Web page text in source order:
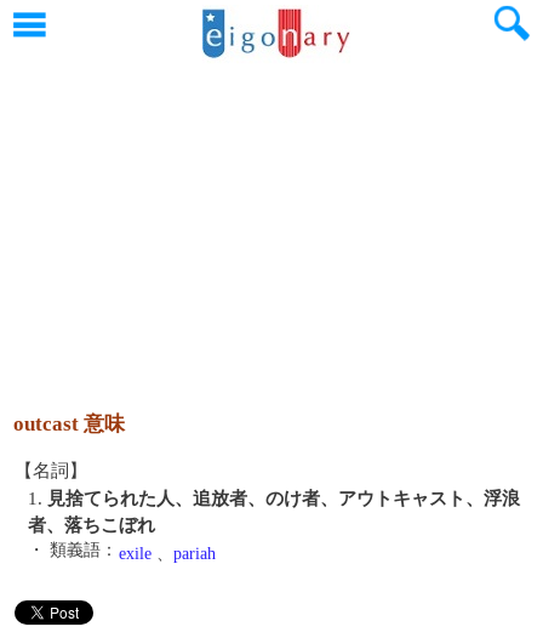
outcast 意味
【名詞】
1. 見捨てられた人、追放者、のけ者、アウトキャスト、浮浪
者、落ちこぼれ
・ 類義語： exile 、 pariah